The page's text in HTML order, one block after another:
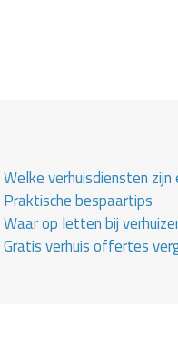
Welke verhuisdiensten zijn
Praktische bespaartips
Waar op letten bij
Gratis verhuis offertes